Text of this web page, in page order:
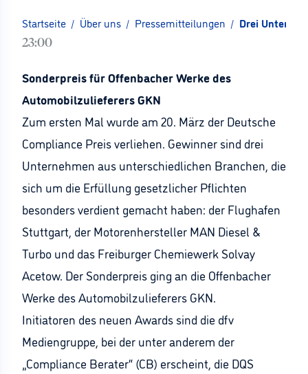
Startseite / Über uns / Pressemitteilungen / Drei
23:00
Sonderpreis für Offenbacher Werke des
Automobilzulieferers GKN
Zum ersten Mal wurde am 20. März der Deutsche
Compliance Preis verliehen. Gewinner sind drei
Unternehmen aus unterschiedlichen Branchen, die
sich um die Erfüllung gesetzlicher Pflichten
besonders verdient gemacht haben: der Flughafen
Stuttgart, der Motorenhersteller MAN Diesel &
Turbo und das Freiburger Chemiewerk Solvay
Acetow. Der Sonderpreis ging an die Offenbacher
Werke des Automobilzulieferers GKN.
Initiatoren des neuen Awards sind die dfv
Mediengruppe, bei der unter anderem der
„Compliance Berater“ (CB) erscheint, die DQS